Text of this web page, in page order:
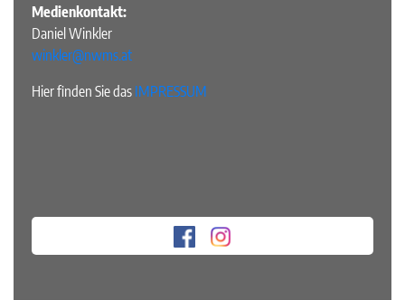
Medienkontakt:
Daniel Winkler
winkler@nwms.at
Hier finden Sie das IMPRESSUM